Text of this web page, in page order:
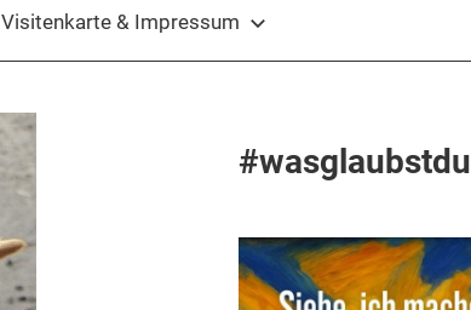
Visitenkarte & Impressum
#wasglaubstdu